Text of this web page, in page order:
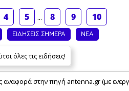
4 5 ... 8 9 10
ΕΙΔΗΣΕΙΣ ΣΗΜΕΡΑ ΝΕΑ
όλες τις ειδήσεις!
στην πηγή antenna.gr (με